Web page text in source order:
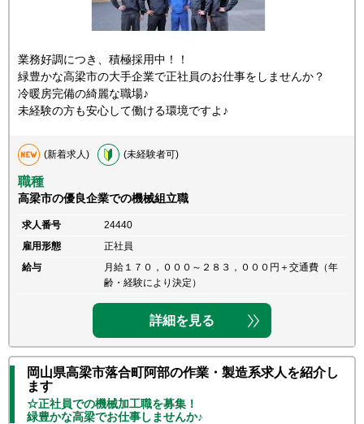
業務好調につき、積極採用中！！
緑豊かな高梁市の大手企業で正社員のお仕事をしませんか？
冷暖房完備の綺麗な職場♪
未経験の方も安心して働ける環境ですよ♪
(新着求人) (未経験者可)
職種
高梁市の優良企業での機械組立職
求人番号
24440
雇用形態
正社員
給与
月給１７０，０００～２８３，０００円＋交通費（年
齢・経験により決定）
詳細を見る
岡山県高梁市落合町阿部の作業・製造系求人を紹介し
ます
☆正社員での機械加工職を募集！
緑豊かな高梁でお仕事しませんか♪